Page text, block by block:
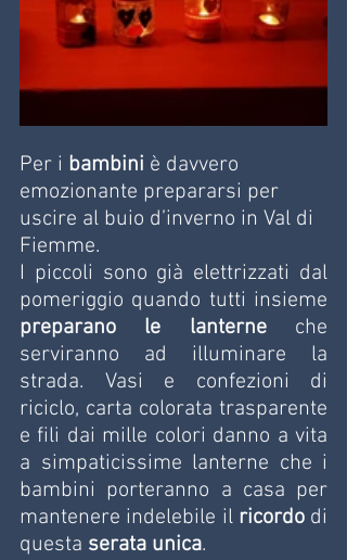
Per i bambini è davvero
emozionante prepararsi per
uscire al buio d’inverno in Val di
Fiemme.
I piccoli sono già elettrizzati dal
preparano le lanterne che
serviranno ad illuminare la
strada. Vasi e confezioni di
riciclo, carta colorata trasparente
e fili dai mille colori danno a vita
a simpaticissime lanterne che i
bambini porteranno a casa per
mantenere indelebile il ricordo di
questa serata unica.